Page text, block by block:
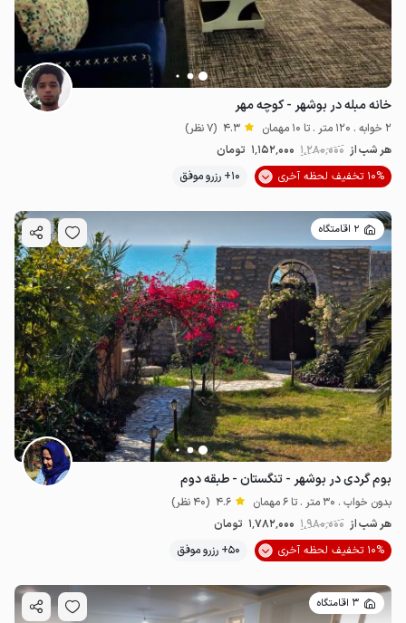
خانه مبله در بوشهر - کوچه مهر
2 خوابه . 120 متر . تا 10 مهمان 4.3 (7 نظر)
هر شب از 1٬280٬000 1٬152٬000 تومان
10% تخفیف لحظه آخری
10+ رزرو موفق
2 اقامتگاه
بوم گردی در بوشهر - تنگستان - طبقه دوم
بدون خواب . 30 متر . تا 6 مهمان 4.6 (40 نظر)
هر شب از 1٬980٬000 1٬782٬000 تومان
10% تخفیف لحظه آخری
50+ رزرو موفق
3 اقامتگاه